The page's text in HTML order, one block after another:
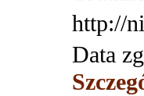
http://
Data